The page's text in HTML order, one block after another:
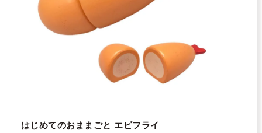
はじめてのおままごと エビフライ